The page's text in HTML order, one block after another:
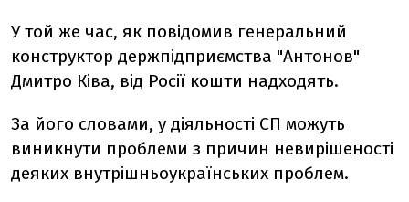
У той же час, як повідомив генеральний
конструктор держпідприємства "Антонов"
Дмитро Ківа, від Росії кошти надходять.
За його словами, у діяльності СП можуть
виникнути проблеми з причин невирішеності
деяких внутрішньоукраїнських проблем.